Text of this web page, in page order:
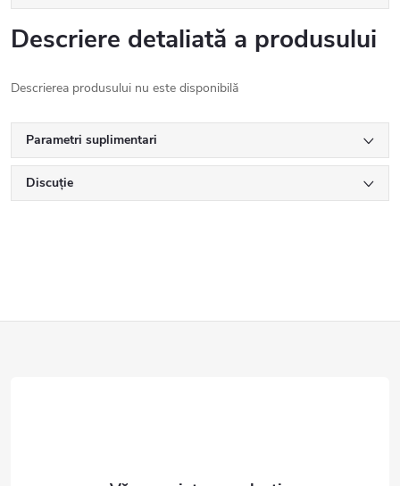
Descriere detaliată a produsului
Descrierea produsului nu este disponibilă
Parametri suplimentari
Discuţie